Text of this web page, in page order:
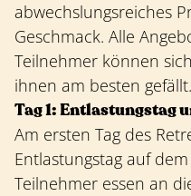
abwechslungsreiches
Geschmack. Alle
Teilnehmer können
ihnen am besten gefällt.
Tag 1: Entlastungstag
Am ersten Tag des
Entlastungstag auf
Teilnehmer essen an